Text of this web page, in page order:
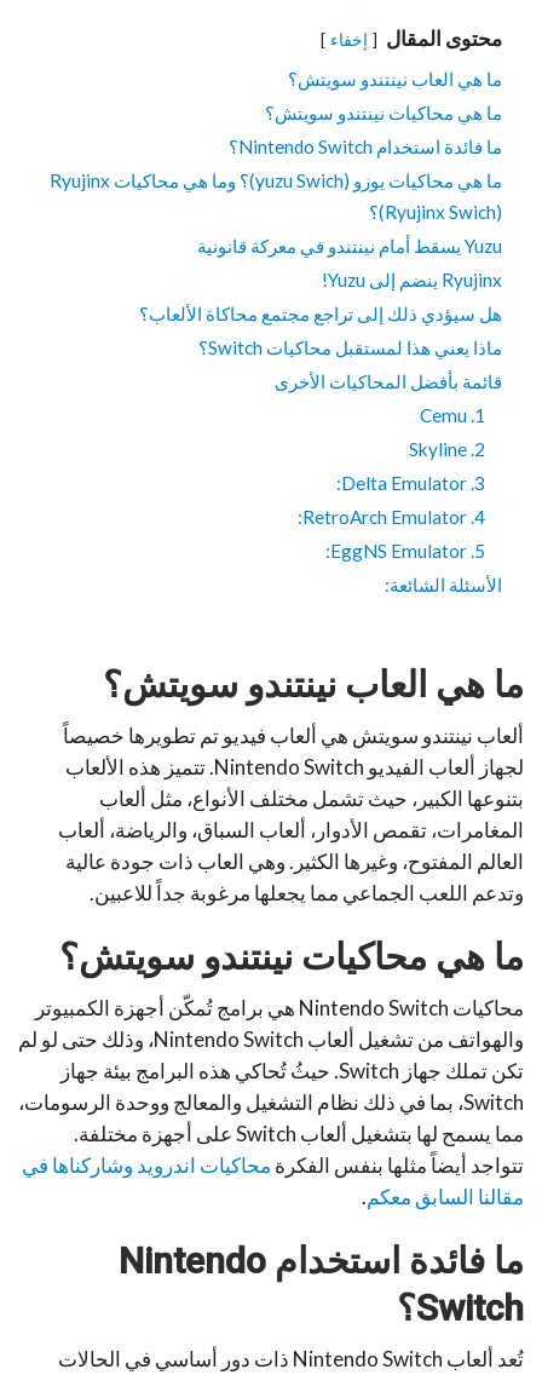
محتوى المقال إخفاء
ما هي العاب نينتندو سويتش؟
ما هي محاكيات نينتندو سويتش؟
ما فائدة استخدام Nintendo Switch؟
ما هي محاكيات يوزو (yuzu Swich)؟ وما هي محاكيات Ryujinx
(Ryujinx Swich)؟
Yuzu يسقط أمام نينتندو في معركة قانونية
Ryujinx ينضم إلى Yuzu!
هل سيؤدي ذلك إلى تراجع مجتمع محاكاة الألعاب؟
ماذا يعني هذا لمستقبل محاكيات Switch؟
قائمة بأفضل المحاكيات الأخرى
1. Cemu
2. Skyline
3. Delta Emulator:
4. RetroArch Emulator:
5. EggNS Emulator:
الأسئلة الشائعة:
ما هي العاب نينتندو سويتش؟
ألعاب نينتندو سويتش هي ألعاب فيديو تم تطويرها خصيصاً
لجهاز ألعاب الفيديو Nintendo Switch. تتميز هذه الألعاب
بتنوعها الكبير، حيث تشمل مختلف الأنواع، مثل ألعاب
المغامرات، تقمص الأدوار، ألعاب السباق، والرياضة، ألعاب
العالم المفتوح، وغيرها الكثير. وهي العاب ذات جودة عالية
وتدعم اللعب الجماعي مما يجعلها مرغوبة جداً للاعبين.
ما هي محاكيات نينتندو سويتش؟
محاكيات Nintendo Switch هي برامج تُمكّن أجهزة الكمبيوتر
والهواتف من تشغيل ألعاب Nintendo Switch، وذلك حتى لو لم
تكن تملك جهاز Switch. حيثُ تُحاكي هذه البرامج بيئة جهاز
Switch، بما في ذلك نظام التشغيل والمعالج ووحدة الرسومات،
مما يسمح لها بتشغيل ألعاب Switch على أجهزة مختلفة.
تتواجد أيضاً مثلها بنفس الفكرة محاكيات اندرويد وشاركناها في
مقالنا السابق معكم.
ما فائدة استخدام Nintendo
Switch؟
تُعد ألعاب Nintendo Switch ذات دور أساسي في الحالات